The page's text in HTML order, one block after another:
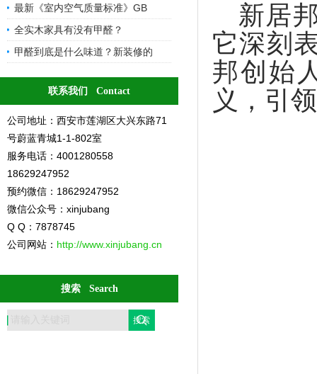
最新《室内空气质量标准》GB
全实木家具有没有甲醛？
甲醛到底是什么味道？新装修的
联系我们 Contact
公司地址：西安市莲湖区大兴东路71
号蔚蓝青城1-1-802室
服务电话：4001280558
18629247952
预约微信：18629247952
微信公众号：xinjubang
Q Q：7878745
公司网站： http://www.xinjubang.cn
搜索 Search
新居
它深刻
邦创始
义，引